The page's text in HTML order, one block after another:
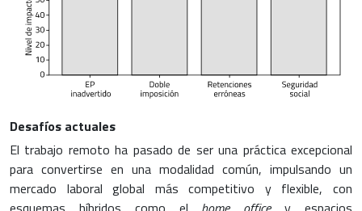
Desafíos actuales
El trabajo remoto ha pasado de ser una práctica excepcional
para convertirse en una modalidad común, impulsando un
mercado laboral global más competitivo y flexible, con